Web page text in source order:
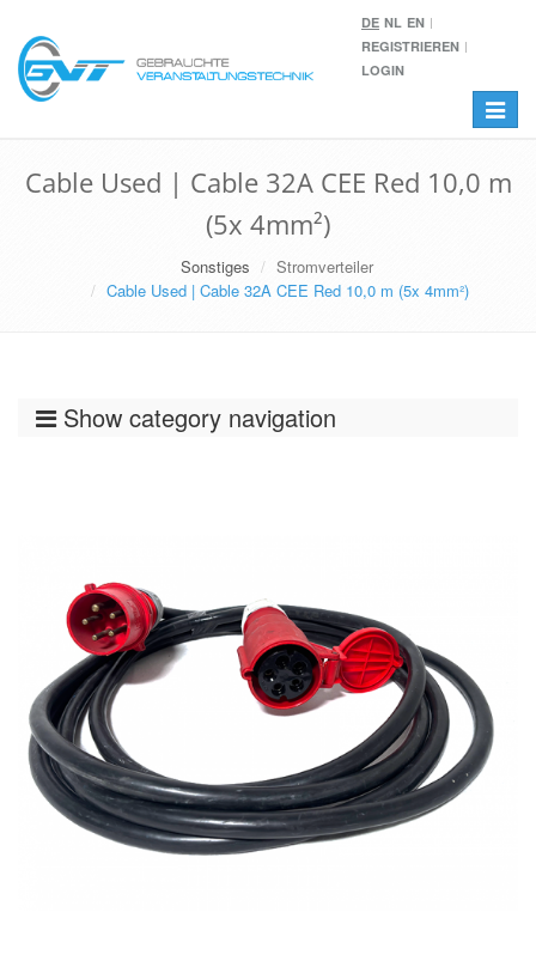
DE NL EN
REGISTRIEREN
LOGIN
Toggle
Cable Used | Cable 32A CEE Red 10,0 m
(5x 4mm²)
Sonstiges
Stromverteiler
Cable Used | Cable 32A CEE Red 10,0 m (5x 4mm²)
Show category navigation